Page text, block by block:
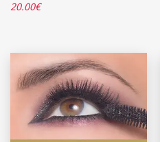
20.00€